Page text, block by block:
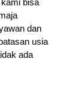
bisa
dan
usia
ada